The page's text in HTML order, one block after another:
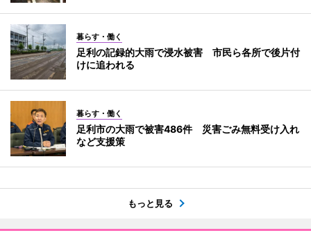
暮らす・働く
足利の記録的大雨で浸水被害 市民ら各所で後片付
けに追われる
暮らす・働く
足利市の大雨で被害486件 災害ごみ無料受け入れ
など支援策
もっと見る